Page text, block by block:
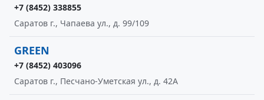
+7 (8452) 338855
Саратов г., Чапаева ул., д. 99/109
GREEN
+7 (8452) 403096
Саратов г., Песчано-Уметская ул., д. 42А